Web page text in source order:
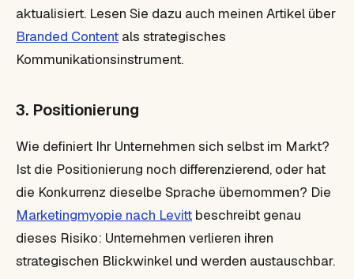
aktualisiert. Lesen Sie dazu auch meinen Artikel über
Branded Content als strategisches
Kommunikationsinstrument.
3. Positionierung
Wie definiert Ihr Unternehmen sich selbst im Markt?
Ist die Positionierung noch differenzierend, oder hat
die Konkurrenz dieselbe Sprache übernommen? Die
Marketingmyopie nach Levitt beschreibt genau
dieses Risiko: Unternehmen verlieren ihren
strategischen Blickwinkel und werden austauschbar.